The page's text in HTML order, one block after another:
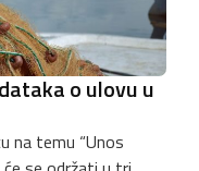
o ulovu u
na temu “Unos